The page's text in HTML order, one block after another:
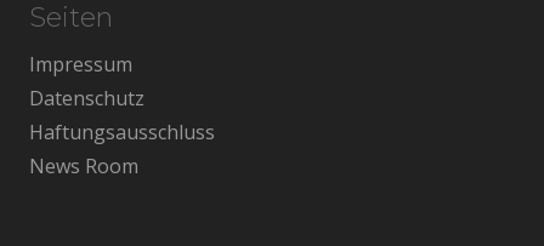
Seiten
Impressum
Datenschutz
Haftungsausschluss
News Room